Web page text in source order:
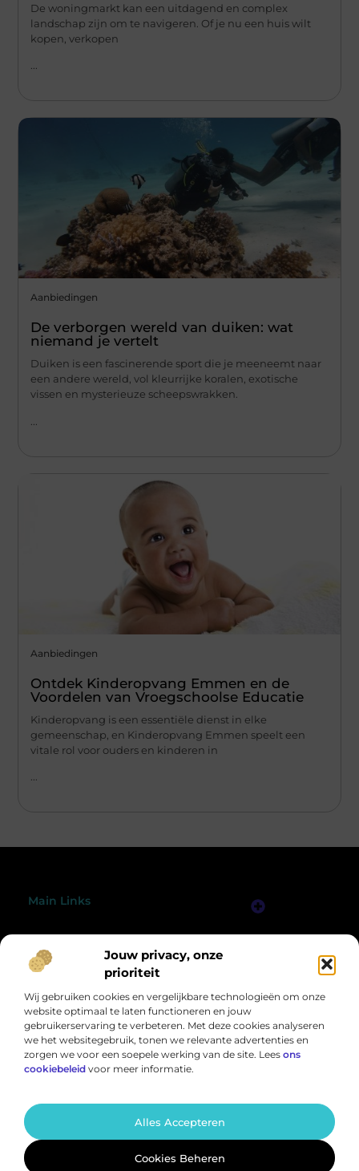
Jouw privacy, onze
prioriteit
Wij gebruiken cookies en vergelijkbare technologieën om onze
website optimaal te laten functioneren en jouw
gebruikerservaring te verbeteren. Met deze cookies analyseren
we het websitegebruik, tonen we relevante advertenties en
zorgen we voor een soepele werking van de site. Lees ons
cookiebeleid voor meer informatie.
Alles Accepteren
Cookies Beheren
De woningmarkt kan een uitdagend en complex
landschap zijn om te navigeren. Of je nu een huis wilt
kopen, verkopen
...
Aanbiedingen
De verborgen wereld van duiken: wat
niemand je vertelt
Duiken is een fascinerende sport die je meeneemt naar
een andere wereld, vol kleurrijke koralen, exotische
vissen en mysterieuze scheepswrakken.
Aanbiedingen
Ontdek Kinderopvang Emmen en de
Voordelen van Vroegschoolse Educatie
Kinderopvang is een essentiële dienst in elke
gemeenschap, en Kinderopvang Emmen speelt een
vitale rol voor ouders en kinderen in
Main Links
@2025 All Right Reserved.
Design by
www.peelsprong.nl.